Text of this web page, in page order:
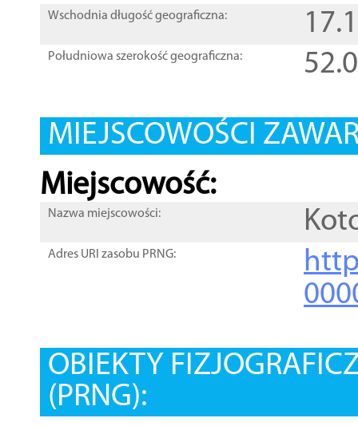
Wschodnia długość geograficzna:
Południowa szerokość geograficzna:
MIEJSCOWOŚCI
Miejscowość:
Nazwa miejscowości:
Adres URI zasobu PRNG:
OBIEKTY
(PRNG):